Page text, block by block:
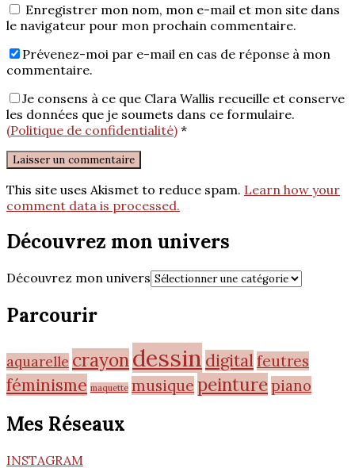
Enregistrer mon nom, mon e-mail et mon site dans
le navigateur pour mon prochain commentaire.
Prévenez-moi par e-mail en cas de réponse à mon
commentaire.
Je consens à ce que Clara Wallis recueille et conserve
les données que je soumets dans ce formulaire.
(Politique de confidentialité) *
This site uses Akismet to reduce spam. Learn how your
comment data is processed.
Découvrez mon univers
Découvrez mon univers
Parcourir
aquarelle crayondessin digitalfeutres
féminisme maquette musique peinturepiano
Mes Réseaux
INSTAGRAM